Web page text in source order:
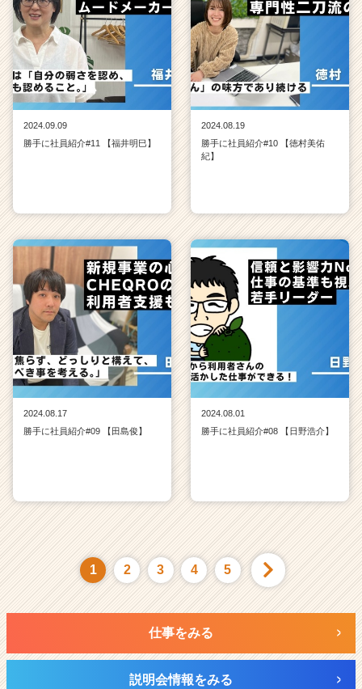
2024.09.09
勝手に社員紹介#11 【福井明巳】
2024.08.19
勝手に社員紹介#10 【徳村美佑
紀】
2024.08.17
勝手に社員紹介#09 【田島俊】
2024.08.01
勝手に社員紹介#08 【日野浩介】
1 2 3 4 5
仕事をみる
説明会情報をみる